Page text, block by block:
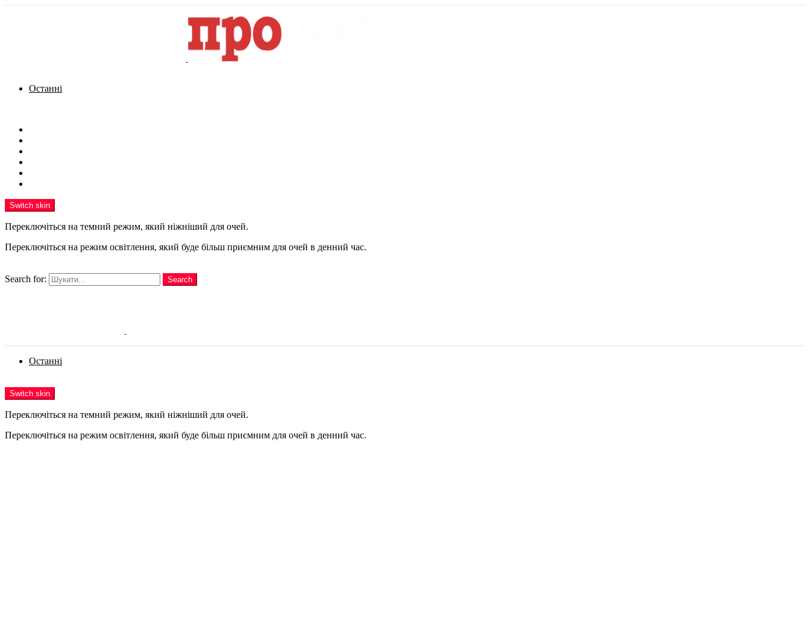
Останні
Switch skin
Переключіться на темний режим, який ніжніший для очей.
Переключіться на режим освітлення, який буде більш приємним для очей в денний час.
Search for:
Search
Останні
Switch skin
Переключіться на темний режим, який ніжніший для очей.
Переключіться на режим освітлення, який буде більш приємним для очей в денний час.